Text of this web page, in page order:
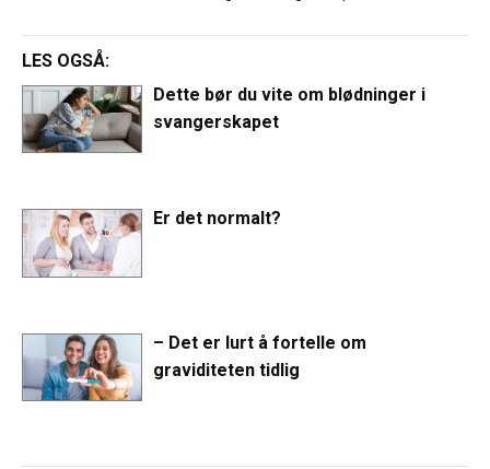
LES OGSÅ:
Dette bør du vite om blødninger i
svangerskapet
Er det normalt?
– Det er lurt å fortelle om
graviditeten tidlig